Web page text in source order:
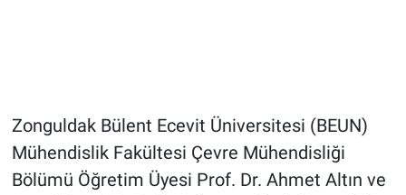
Zonguldak Bülent Ecevit Üniversitesi (BEUN)
Mühendislik Fakültesi Çevre Mühendisliği
Bölümü Öğretim Üyesi Prof. Dr. Ahmet Altın ve